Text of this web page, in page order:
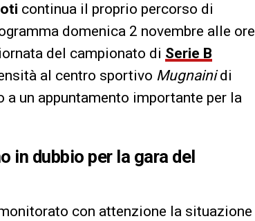
continua il proprio percorso di
domenica 2 novembre alle ore
del campionato di Serie B
al centro sportivo Mugnainidi
un appuntamento importante per la
in dubbio per la gara del
con attenzione la situazione